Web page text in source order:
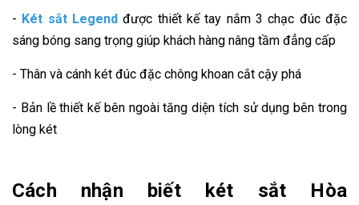
- Két sắt Legend được thiết kế tay nắm 3 chạc đúc đặc
sáng bóng sang trọng giúp khách hàng nâng tầm đẳng cấp
- Thân và cánh két đúc đặc chông khoan cắt cậy phá
- Bản lề thiết kế bên ngoài tăng diện tích sử dụng bên trong
lòng két
Cách nhận biết két sắt Hòa